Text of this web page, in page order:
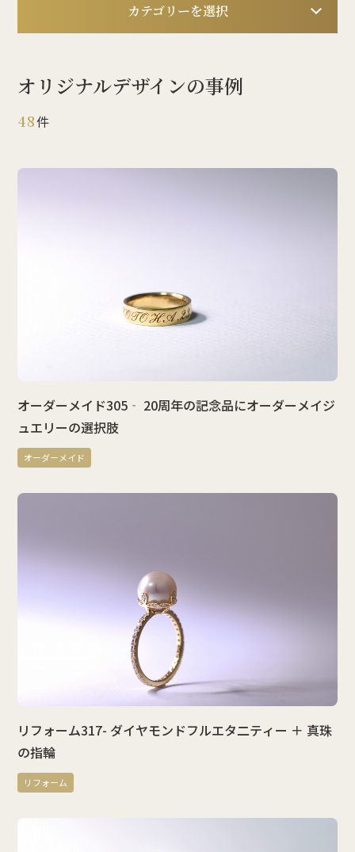
カテゴリーを選択
オリジナルデザインの事例
48件
オーダーメイド305‐ 20周年の記念品にオーダーメイジ
ュエリーの選択肢
オーダーメイド
リフォーム317- ダイヤモンドフルエタ二ティー ＋ 真珠
の指輪
リフォーム